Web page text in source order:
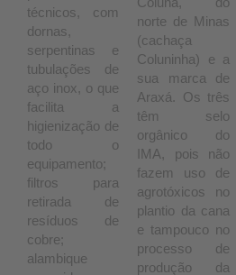
técnicos, com
dornas,
serpentinas e
tubulações de
aço inox, o que
facilita a
higienização de
todo o
equipamento;
filtros para
retirada de
resíduos de
cobre;
alambique
norte de Minas
(cachaça
Coluninha) e a
sua marca de
Araxá. Os três
têm selo
orgânico do
IMA, pois não
fazem uso de
agrotóxicos no
plantio da cana
e tampouco no
processo de
produção da